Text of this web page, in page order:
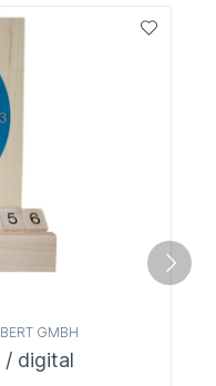
GMBH
/ digital